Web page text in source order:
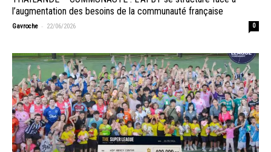
l’augmentation des besoins de la communauté française
Gavroche - 22/06/2026 0